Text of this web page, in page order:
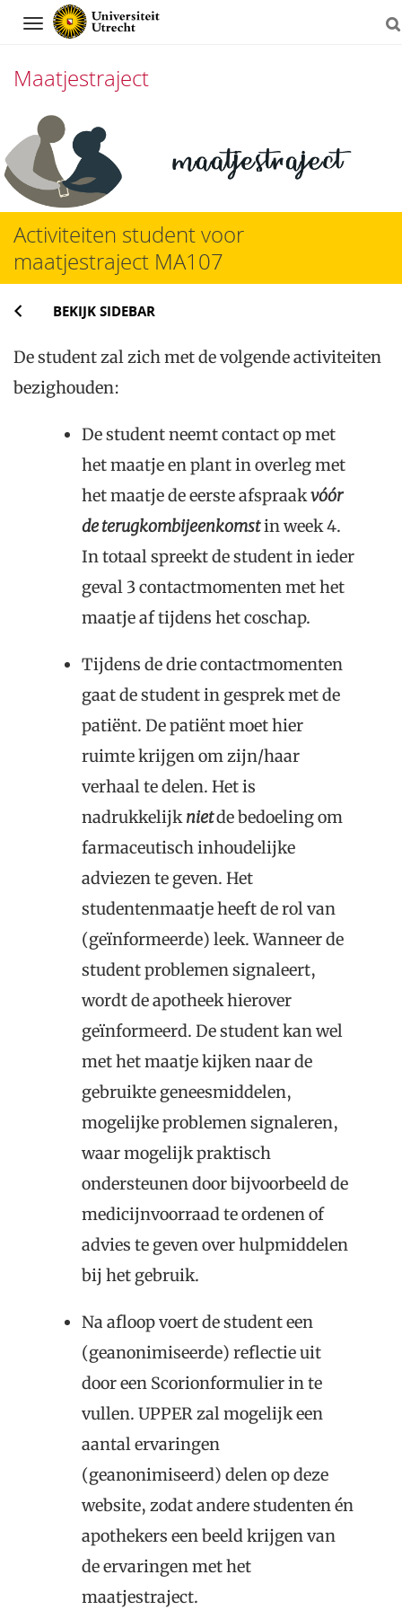
Navigation
Maatjestraject
Direct
naar
het
inhoud
Activiteiten student voor
maatjestraject MA107
BEKIJK SIDEBAR
De student zal zich met de volgende activiteiten
bezighouden:
De student neemt contact op met
het maatje en plant in overleg met
het maatje de eerste afspraakvóór
de terugkombijeenkomstin week 4.
In totaal spreekt de student in ieder
geval 3 contactmomenten met het
maatje af tijdens het coschap.
Tijdens de drie contactmomenten
gaat de student in gesprek met de
patiënt. De patiënt moet hier
ruimte krijgen om zijn/haar
verhaal te delen. Het is
nadrukkelijknietde bedoeling om
farmaceutisch inhoudelijke
adviezen te geven. Het
studentenmaatje heeft de rol van
(geïnformeerde) leek. Wanneer de
student problemen signaleert,
wordt de apotheek hierover
geïnformeerd. De student kan wel
met het maatje kijken naar de
gebruikte geneesmiddelen,
mogelijke problemen signaleren,
waar mogelijk praktisch
ondersteunen door bijvoorbeeld de
medicijnvoorraad te ordenen of
advies te geven over hulpmiddelen
bij het gebruik.
Na afloop voert de student een
(geanonimiseerde) reflectie uit
door een Scorionformulier in te
vullen. UPPER zal mogelijk een
aantal ervaringen
(geanonimiseerd) delen op deze
website, zodat andere studenten én
apothekers een beeld krijgen van
de ervaringen met het
maatjestraject.